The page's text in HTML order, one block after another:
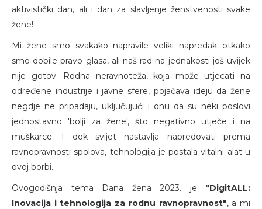
aktivistički dan, ali i dan za slavljenje ženstvenosti svake
žene!
Mi žene smo svakako napravile veliki napredak otkako
smo dobile pravo glasa, ali naš rad na jednakosti još uvijek
nije gotov. Rodna neravnoteža, koja može utjecati na
određene industrije i javne sfere, pojačava ideju da žene
negdje ne pripadaju, uključujući i onu da su neki poslovi
jednostavno 'bolji za žene', što negativno utječe i na
muškarce. I dok svijet nastavlja napredovati prema
ravnopravnosti spolova, tehnologija je postala vitalni alat u
ovoj borbi.
Ovogodišnja tema Dana žena 2023. je "DigitALL:
Inovacija i tehnologija za rodnu ravnopravnost", a mi